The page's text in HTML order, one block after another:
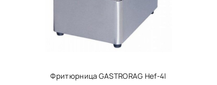
Фритюрница GASTRORAG Hef-4l